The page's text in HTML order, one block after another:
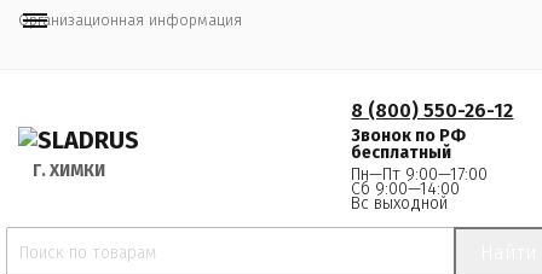
Организационная информация
Г. ХИМКИ
8 (800) 550-26-12
Звонок по РФ
бесплатный
Пн—Пт 9:00—17:00
Сб 9:00—14:00
Вс выходной